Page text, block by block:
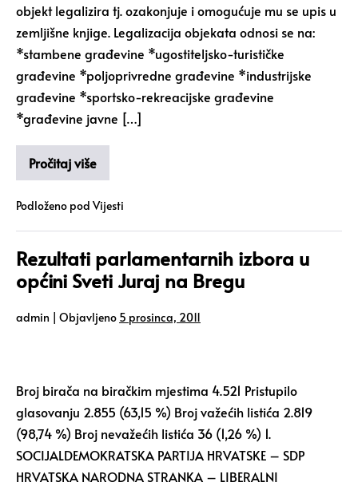
objekt legalizira tj. ozakonjuje i omogućuje mu se upis u
zemljišne knjige. Legalizacija objekata odnosi se na:
*stambene građevine *ugostiteljsko-turističke
građevine *poljoprivredne građevine *industrijske
građevine *sportsko-rekreacijske građevine
*građevine javne […]
Pročitaj više
Podloženo pod Vijesti
Rezultati parlamentarnih izbora u
općini Sveti Juraj na Bregu
admin | Objavljeno 5 prosinca, 2011
Broj birača na biračkim mjestima 4.521 Pristupilo
glasovanju 2.855 (63,15 %) Broj važećih listića 2.819
(98,74 %) Broj nevažećih listića 36 (1,26 %) 1.
SOCIJALDEMOKRATSKA PARTIJA HRVATSKE – SDP
HRVATSKA NARODNA STRANKA – LIBERALNI